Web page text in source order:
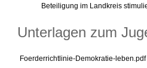
Beteiligung im Landkreis
Unterlagen zum
Foerderrichtlinie-Demokratie-leben.pdf